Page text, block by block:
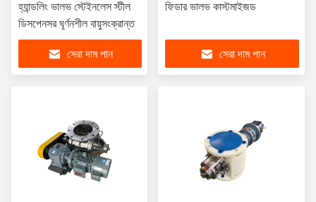
হ্যান্ডলিং ভালভ স্টেইনলেস স্টীল
ডিসপেনসর ঘূর্ণনশীল বায়ুসংক্রান্ত
সেরা দাম পান
ফিডার ভালভ কাস্টমাইজড
সেরা দাম পান